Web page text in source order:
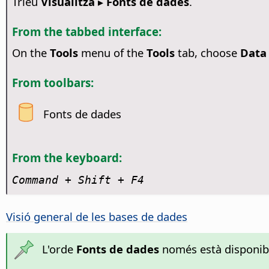
From the tabbed interface:
On the Toolsmenu of the Toolstab, choose Data
From toolbars:
Fonts de dades
From the keyboard:
Command+ Shift + F4
Visió general de les bases de dades
L'orde Fonts de dadesnomés està